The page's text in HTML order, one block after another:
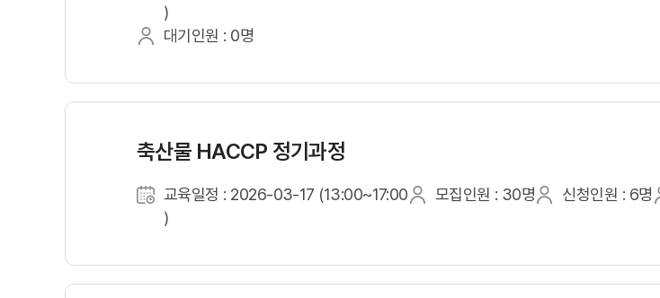
)
대기인원 : 0명
축산물 HACCP 정기과정
교육일정 : 2026-03-17 (13:00~17:00
)
모집인원 : 30명 신청인원 : 6명